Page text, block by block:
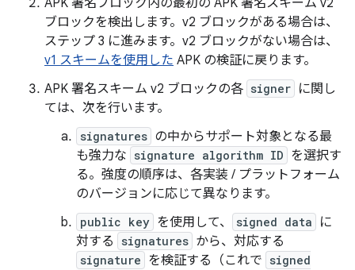
ブロックを検出します。v2 ブロックがある場合は、
ステップ 3 に進みます。v2 ブロックがない場合は、
v1 スキームを使用した APK の検証に戻ります。
APK 署名スキーム v2 ブロックの各 signer に関し
ては、次を行います。
signatures の中からサポート対象となる最
も強力な signature algorithm ID を選択す
る。強度の順序は、各実装 / プラットフォーム
のバージョンに応じて異なります。
public key を使用して、 signed data
に
対する
signatures から、対応する
signature を検証する（これで signed